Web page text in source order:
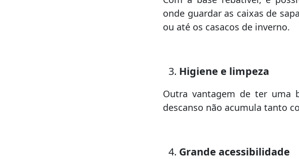
onde guardar as caixas de
ou até os casacos de inverno.
Higiene e limpeza
Outra vantagem de ter uma
descanso não acumula tanto
Grande acessibilidade